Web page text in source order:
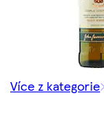
Více z kategorie